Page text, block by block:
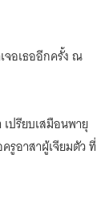
จอเธออีกครั้ง ณ
ปรียบเสมือนพายุ
รูอาสาผู้เจียมตัว ที่